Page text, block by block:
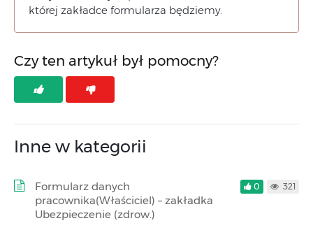
której zakładce formularza będziemy.
Czy ten artykuł był pomocny?
Inne w kategorii
Formularz danych
pracownika(Właściciel) – zakładka
Ubezpieczenie (zdrow.)
0 321